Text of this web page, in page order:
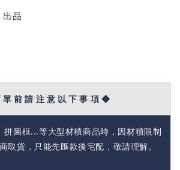
品
前 請 注 意 以 下 事 項 ◆
拼圖框...等大型材積商品時，因材積限制
取貨，只能先匯款後宅配，敬請理解。